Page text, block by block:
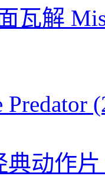
瓦解
典动作